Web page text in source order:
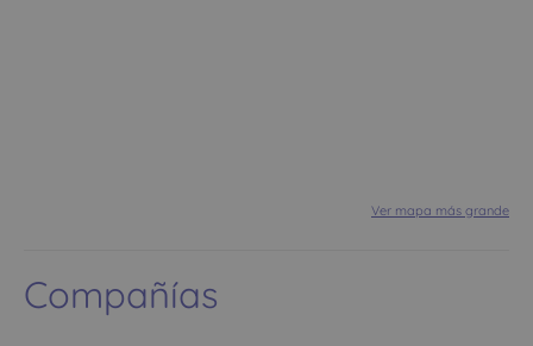
Ver mapa más grande
Compañías